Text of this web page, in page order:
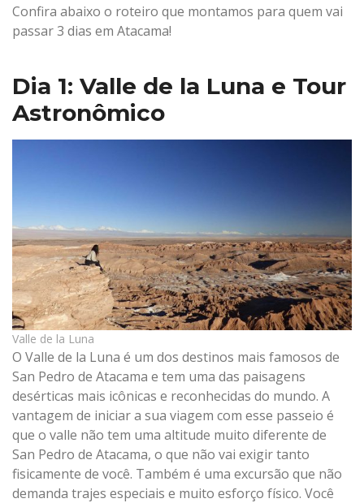
Confira abaixo o roteiro que montamos para quem vai
passar 3 dias em Atacama!
Dia 1: Valle de la Luna e Tour
Astronômico
Valle de la Luna
O Valle de la Luna é um dos destinos mais famosos de
San Pedro de Atacama e tem uma das paisagens
desérticas mais icônicas e reconhecidas do mundo. A
vantagem de iniciar a sua viagem com esse passeio é
que o valle não tem uma altitude muito diferente de
San Pedro de Atacama, o que não vai exigir tanto
fisicamente de você. Também é uma excursão que não
demanda trajes especiais e muito esforço físico. Você